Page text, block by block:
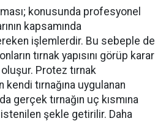
konusunda profesyonel
kapsamında
işlemlerdir. Bu sebeple de
tırnak yapısını görüp karar
Protez tırnak
kendi tırnağına uygulanan
gerçek tırnağın uç kısmına
şekle getirilir. Daha